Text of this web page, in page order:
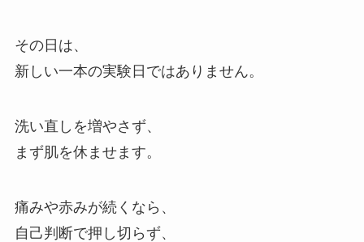
その日は、
新しい一本の実験日ではありません。
洗い直しを増やさず、
まず肌を休ませます。
痛みや赤みが続くなら、
自己判断で押し切らず、